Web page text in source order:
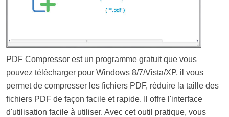
PDF Compressor est un programme gratuit que vous
pouvez télécharger pour Windows 8/7/Vista/XP, il vous
permet de compresser les fichiers PDF, réduire la taille des
fichiers PDF de façon facile et rapide. Il offre l'interface
d'utilisation facile à utiliser. Avec cet outil pratique, vous